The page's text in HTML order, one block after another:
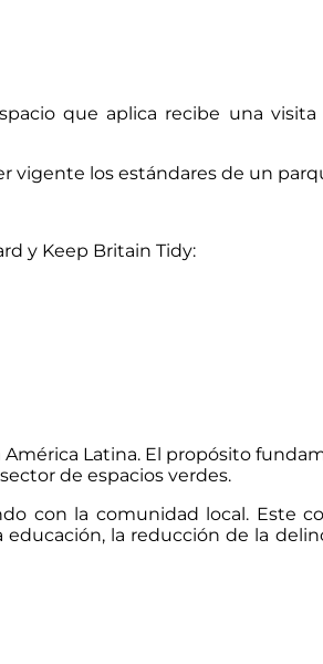
que aplica recibe una
vigente los estándares de un
y Keep Britain Tidy:
Latina. El propósito
de espacios verdes.
con la comunidad local. Este
la reducción de la